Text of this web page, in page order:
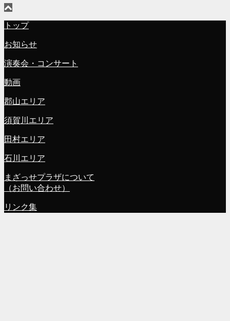
トップ
お知らせ
演奏会・コンサート
動画
郡山エリア
須賀川エリア
田村エリア
石川エリア
まざっせプラザについて
（お問い合わせ）
リンク集